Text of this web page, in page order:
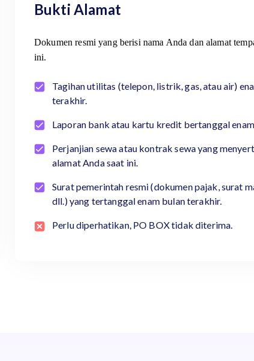
Bukti Alamat
Dokumen resmi yang berisi nama Anda dan alamat
ini.
Tagihan utilitas (telepon, listrik, gas, atau air)
terakhir.
Laporan bank atau kartu kredit bertanggal
Perjanjian sewa atau kontrak sewa yang
alamat Anda saat ini.
Surat pemerintah resmi (dokumen pajak, surat
dll.) yang tertanggal enam bulan terakhir.
Perlu diperhatikan, PO BOX tidak diterima.